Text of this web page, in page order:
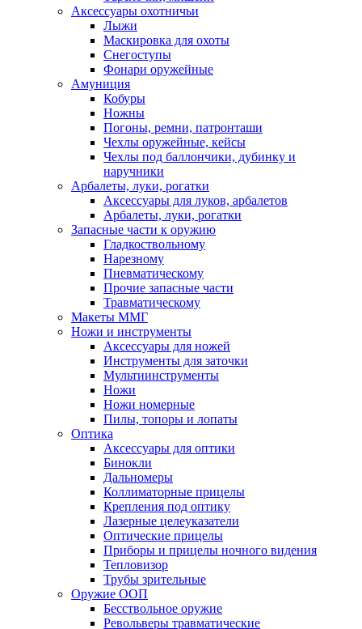
Аксессуары охотничьи
Лыжи
Маскировка для охоты
Снегоступы
Фонари оружейные
Амуниция
Кобуры
Ножны
Погоны, ремни, патронташи
Чехлы оружейные, кейсы
Чехлы под баллончики, дубинку и
наручники
Арбалеты, луки, рогатки
Аксессуары для луков, арбалетов
Арбалеты, луки, рогатки
Запасные части к оружию
Гладкоствольному
Нарезному
Пневматическому
Прочие запасные части
Травматическому
Макеты ММГ
Ножи и инструменты
Аксессуары для ножей
Инструменты для заточки
Мультиинструменты
Ножи
Ножи номерные
Пилы, топоры и лопаты
Оптика
Аксессуары для оптики
Бинокли
Дальномеры
Коллиматорные прицелы
Крепления под оптику
Лазерные целеуказатели
Оптические прицелы
Приборы и прицелы ночного видения
Тепловизор
Трубы зрительные
Оружие ООП
Бесствольное оружие
Револьверы травматические